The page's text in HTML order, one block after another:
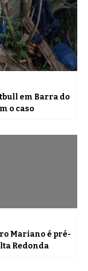
em Barra do
o caso
Mariano é pré-
Redonda